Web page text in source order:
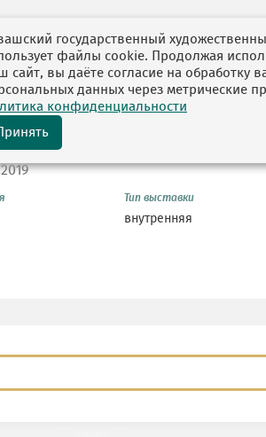
из собрания Чувашского
Тип выставки
внутренняя
государственный
файлы cookie. Продолжая
сайт, вы даёте согласие на обработку
данных через метрические
конфиденциальности
Принять